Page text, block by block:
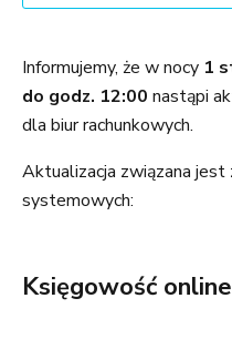
Informujemy, że w nocy 1
do godz. 12:00 nastąpi
dla biur rachunkowych.
Aktualizacja związana jest
systemowych:
Księgowość online